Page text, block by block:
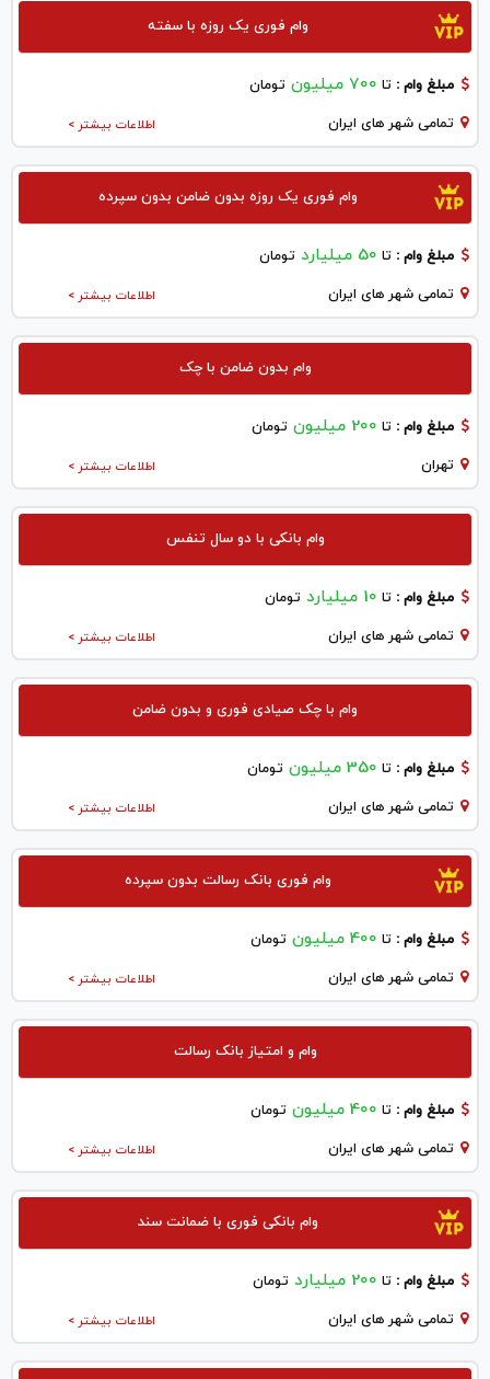
وام فوری یک روزه با سفته
مبلغ وام : تا 700 میلیون تومان
اطلاعات بیشتر > تمامی شهر های ایران
وام فوری یک روزه بدون ضامن بدون سپرده
مبلغ وام : تا 50 میلیارد تومان
اطلاعات بیشتر > تمامی شهر های ایران
وام بدون ضامن با چک
مبلغ وام : تا 200 میلیون تومان
اطلاعات بیشتر > تهران
وام بانکی با دو سال تنفس
مبلغ وام : تا 10 میلیارد تومان
اطلاعات بیشتر > تمامی شهر های ایران
وام با چک صیادی فوری و بدون ضامن
مبلغ وام : تا 350 میلیون تومان
اطلاعات بیشتر > تمامی شهر های ایران
وام فوری بانک رسالت بدون سپرده
مبلغ وام : تا 400 میلیون تومان
اطلاعات بیشتر > تمامی شهر های ایران
وام و امتیاز بانک رسالت
مبلغ وام : تا 400 میلیون تومان
اطلاعات بیشتر > تمامی شهر های ایران
وام بانکی فوری با ضمانت سند
مبلغ وام : تا 200 میلیارد تومان
اطلاعات بیشتر > تمامی شهر های ایران